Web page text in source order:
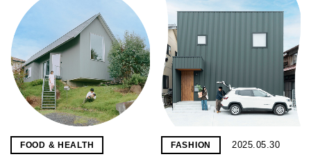
FOOD & HEALTH FASHION 2025.05.30